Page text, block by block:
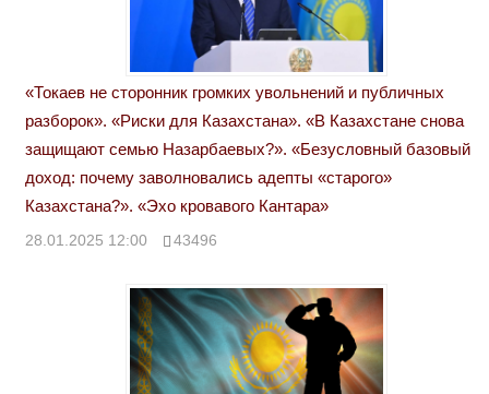
«Токаев не сторонник громких увольнений и публичных
разборок». «Риски для Казахстана». «В Казахстане снова
защищают семью Назарбаевых?». «Безусловный базовый
доход: почему заволновались адепты «старого»
Казахстана?». «Эхо кровавого Кантара»
28.01.2025 12:00 43496